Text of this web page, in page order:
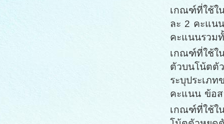
เกณฑ์ที่ใช้ใ
ละ 2 คะแน
คะแนนรวม
เกณฑ์ที่ใช้ใ
ตัวบนโน้ตตั
ระบุประเภ
คะแนน ข้อ
เกณฑ์ที่ใช้ใ